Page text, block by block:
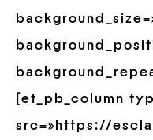
[et_pb_column
src=»https://